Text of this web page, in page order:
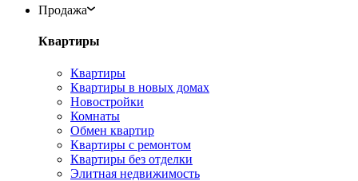
Продажа
Квартиры
Квартиры
Квартиры в новых домах
Новостройки
Комнаты
Обмен квартир
Квартиры с ремонтом
Квартиры без отделки
Элитная недвижимость